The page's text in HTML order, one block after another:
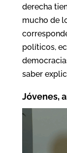
derecha
mucho de
políticos,
saber
Jóvenes,